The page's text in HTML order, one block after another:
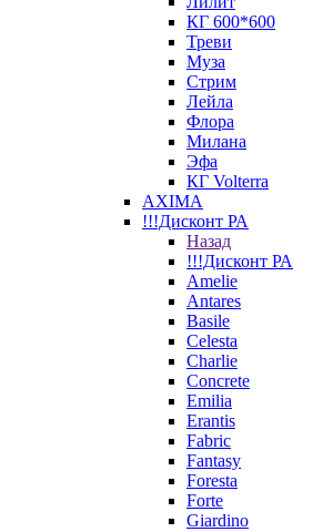
КГ 600*600
Треви
Муза
Стрим
Лейла
Флора
Милана
Эфа
КГ Volterra
AXIMA
!!!Дисконт РА
Назад
!!!Дисконт РА
Amelie
Antares
Basile
Celesta
Charlie
Concrete
Emilia
Erantis
Fabric
Fantasy
Foresta
Forte
Giardino